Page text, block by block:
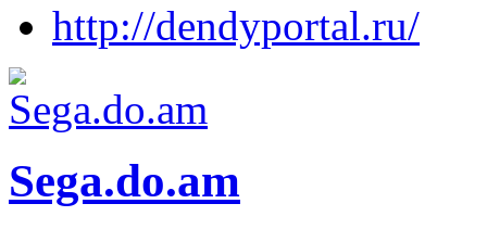
http://dendyportal.ru/
Sega.do.am